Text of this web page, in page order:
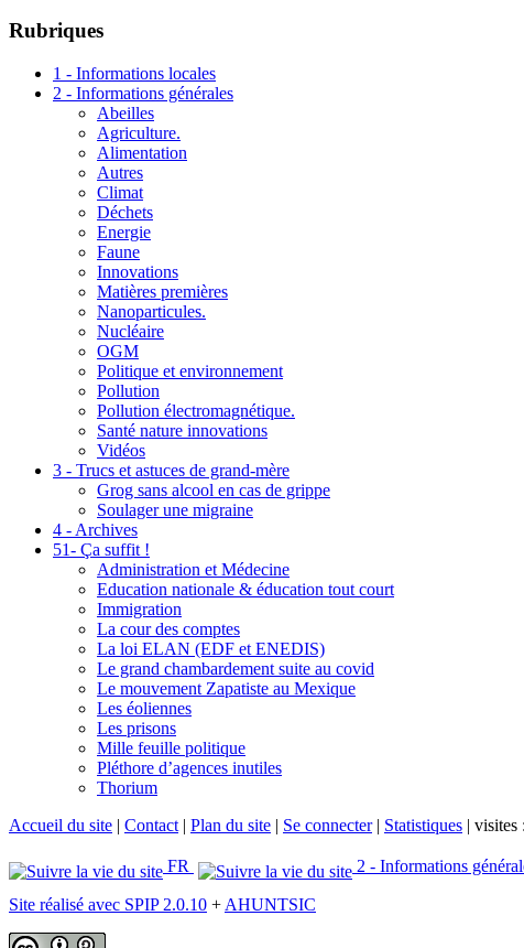
Rubriques
1 - Informations locales
2 - Informations générales
Abeilles
Agriculture.
Alimentation
Autres
Climat
Déchets
Energie
Faune
Innovations
Matières premières
Nanoparticules.
Nucléaire
OGM
Politique et environnement
Pollution
Pollution électromagnétique.
Santé nature innovations
Vidéos
3 - Trucs et astuces de grand-mère
Grog sans alcool en cas de grippe
Soulager une migraine
4 - Archives
51- Ça suffit !
Administration et Médecine
Education nationale & éducation tout court
Immigration
La cour des comptes
La loi ELAN (EDF et ENEDIS)
Le grand chambardement suite au covid
Le mouvement Zapatiste au Mexique
Les éoliennes
Les prisons
Mille feuille politique
Pléthore d’agences inutiles
Thorium
Accueil du site | Contact | Plan du site | Se connecter| Statistiques | visites :
FR 2 - Informations
Site réalisé avec SPIP 2.0.10 + AHUNTSIC